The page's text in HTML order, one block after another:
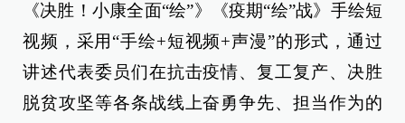
《决胜！小康全面“绘”》《疫期“绘”战》手绘短
视频，采用“手绘+短视频+声漫”的形式，通过
讲述代表委员们在抗击疫情、复工复产、决胜
脱贫攻坚等各条战线上奋勇争先、担当作为的